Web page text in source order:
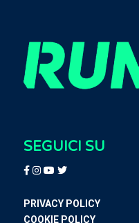
SEGUICI SU
PRIVACY POLICY
COOKIE POLICY